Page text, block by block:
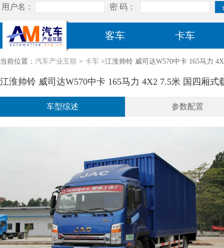
客车 卡车
当前位置： 汽车产业互联 > 卡车 >江淮帅铃 威司达W570中卡 165马力
江淮帅铃 威司达W570中卡 165马力 4X2 7.5米 国四厢式
车型综述 参数配置